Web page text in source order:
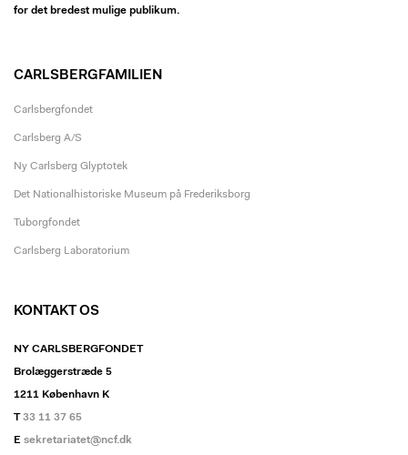
for det bredest mulige publikum.
CARLSBERGFAMILIEN
Carlsbergfondet
Carlsberg A/S
Ny Carlsberg Glyptotek
Det Nationalhistoriske Museum på Frederiksborg
Tuborgfondet
Carlsberg Laboratorium
KONTAKT OS
NY CARLSBERGFONDET
Brolæggerstræde 5
1211 København K
T 33 11 37 65
E sekretariatet@ncf.dk